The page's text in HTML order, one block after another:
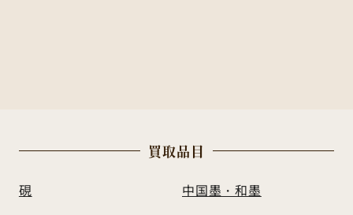
買取品 目
硯 中国墨・和墨